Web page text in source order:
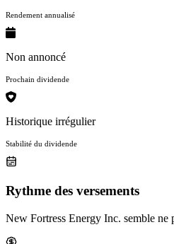
Rendement annualisé
Non annoncé
Prochain dividende
Historique irrégulier
Stabilité du dividende
Rythme des versements
New Fortress Energy Inc. semble ne